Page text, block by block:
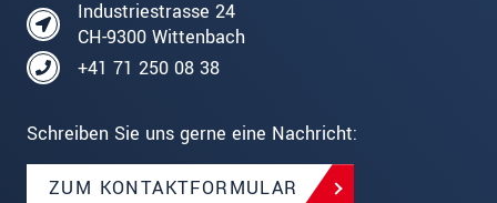
Industriestrasse 24
CH-9300 Wittenbach
+41 71 250 08 38
Schreiben Sie uns gerne eine Nachricht:
ZUM KONTAKTFORMULAR